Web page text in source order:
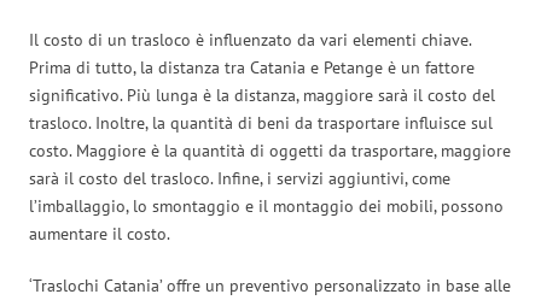
Il costo di un trasloco è influenzato da vari elementi chiave.
Prima di tutto, la distanza tra Catania e Petange è un fattore
significativo. Più lunga è la distanza, maggiore sarà il costo del
trasloco. Inoltre, la quantità di beni da trasportare influisce sul
costo. Maggiore è la quantità di oggetti da trasportare, maggiore
sarà il costo del trasloco. Infine, i servizi aggiuntivi, come
l’imballaggio, lo smontaggio e il montaggio dei mobili, possono
aumentare il costo.
‘Traslochi Catania’ offre un preventivo personalizzato in base alle